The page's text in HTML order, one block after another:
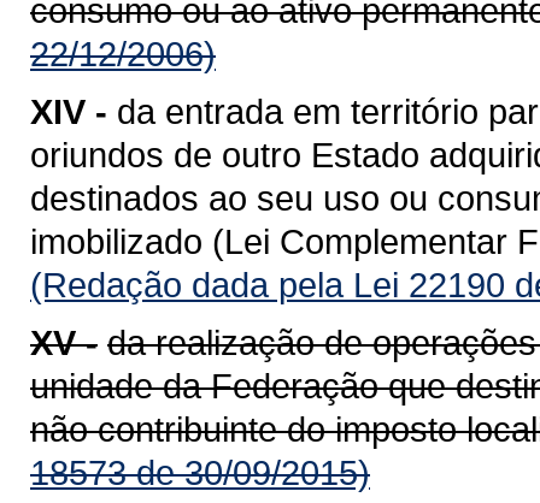
consumo ou ao ativo
22/12/2006)
XIV - da entrada em território
oriundos de outro Estado
destinados ao seu uso ou
imobilizado (Lei Complementar
(Redação dada pela Lei 22190
XV - da realização de
unidade da Federação que
não contribuinte do imposto
18573 de 30/09/2015)